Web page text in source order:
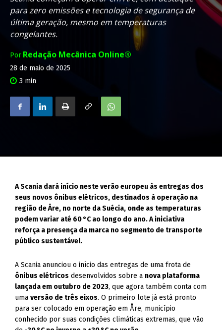
para zero emissões e tecnologia de segurança de
última geração, mesmo em temperaturas
congelantes.
Por Redação Mecânica Online®
28 de maio de 2025
3 min
A Scania dará início neste verão europeu às entregas dos
seus novos ônibus elétricos, destinados à operação na
região de Åre, no norte da Suécia, onde as temperaturas
podem variar até 60 °C ao longo do ano. A iniciativa
reforça a presença da marca no segmento de transporte
público sustentável.
A Scania anunciou o início das entregas de uma frota de
ônibus elétricos desenvolvidos sobre a nova plataforma
lançada em outubro de 2023, que agora também conta com
umaversão de três eixos. O primeiro lote já está pronto
para ser colocado em operação em Åre, município
conhecido por suas condições climáticas extremas, que vão